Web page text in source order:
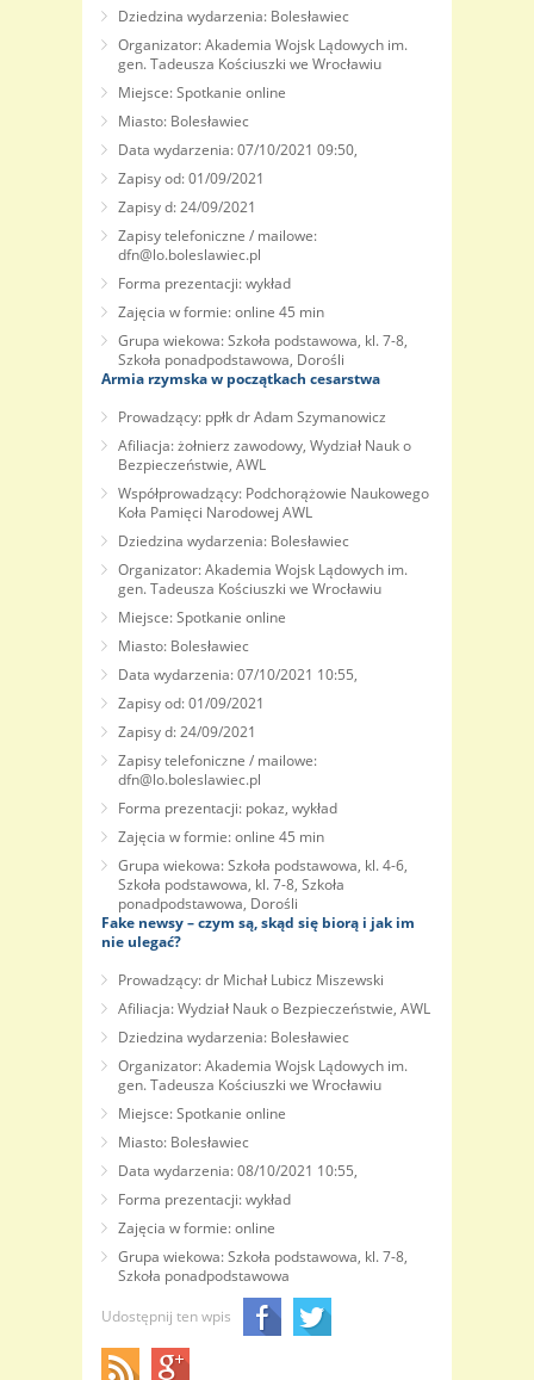
Dziedzina wydarzenia: Bolesławiec
Organizator: Akademia Wojsk Lądowych im.
gen. Tadeusza Kościuszki we Wrocławiu
Miejsce: Spotkanie online
Miasto: Bolesławiec
Data wydarzenia: 07/10/2021 09:50,
Zapisy od: 01/09/2021
Zapisy d: 24/09/2021
Zapisy telefoniczne / mailowe:
dfn@lo.boleslawiec.pl
Forma prezentacji: wykład
Zajęcia w formie: online 45 min
Grupa wiekowa: Szkoła podstawowa, kl. 7-8,
Szkoła ponadpodstawowa, Dorośli
Armia rzymska w początkach cesarstwa
Prowadzący: ppłk dr Adam Szymanowicz
Afiliacja: żołnierz zawodowy, Wydział Nauk o
Bezpieczeństwie, AWL
Współprowadzący: Podchorążowie Naukowego
Koła Pamięci Narodowej AWL
Dziedzina wydarzenia: Bolesławiec
Organizator: Akademia Wojsk Lądowych im.
gen. Tadeusza Kościuszki we Wrocławiu
Miejsce: Spotkanie online
Miasto: Bolesławiec
Data wydarzenia: 07/10/2021 10:55,
Zapisy od: 01/09/2021
Zapisy d: 24/09/2021
Zapisy telefoniczne / mailowe:
dfn@lo.boleslawiec.pl
Forma prezentacji: pokaz, wykład
Zajęcia w formie: online 45 min
Grupa wiekowa: Szkoła podstawowa, kl. 4-6,
Szkoła podstawowa, kl. 7-8, Szkoła
ponadpodstawowa, Dorośli
Fake newsy – czym są, skąd się biorą i jak im
nie ulegać?
Prowadzący: dr Michał Lubicz Miszewski
Afiliacja: Wydział Nauk o Bezpieczeństwie, AWL
Dziedzina wydarzenia: Bolesławiec
Organizator: Akademia Wojsk Lądowych im.
gen. Tadeusza Kościuszki we Wrocławiu
Miejsce: Spotkanie online
Miasto: Bolesławiec
Data wydarzenia: 08/10/2021 10:55,
Forma prezentacji: wykład
Zajęcia w formie: online
Grupa wiekowa: Szkoła podstawowa, kl. 7-8,
Szkoła ponadpodstawowa
Udostępnij ten wpis